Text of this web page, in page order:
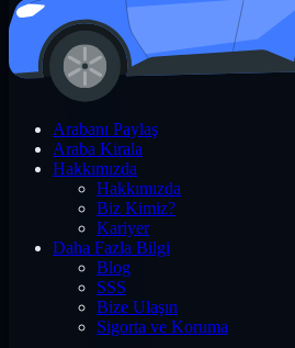
Arabanı Paylaş
Araba Kirala
Hakkımızda
Hakkımızda
Biz Kimiz?
Kariyer
Daha Fazla Bilgi
Blog
SSS
Bize Ulaşın
Sigorta ve Koruma